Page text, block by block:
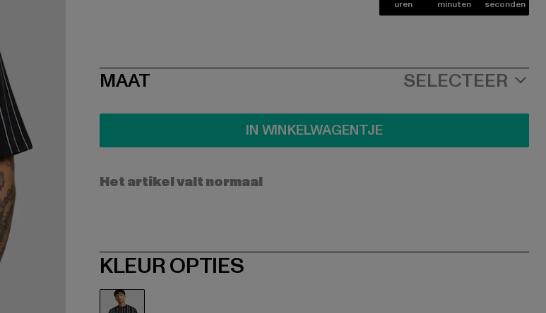
uren minuten seconden
SIZE
MAAT SELECTEER
IN WINKELWAGENTJE
Het artikel valt normaal
KLEUR OPTIES